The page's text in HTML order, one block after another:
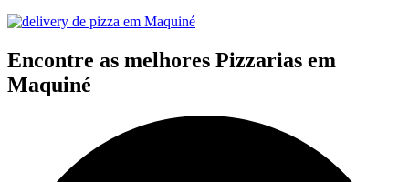
Encontre as melhores Pizzarias em
Maquiné